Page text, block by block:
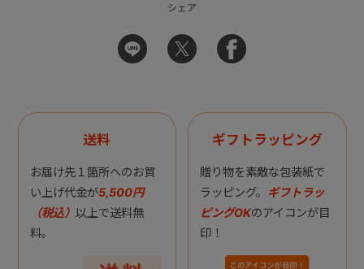
シェア
送料
お届け先１箇所へのお買
い上げ代金が5,500円
（税込） 以上で送料無
料。
ギフトラッピング
贈り物を素敵な包装紙で
ラッピング。 ギフトラッ
ピングOKのアイコンが目
印！